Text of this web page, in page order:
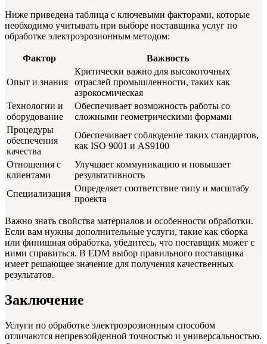
Ниже приведена таблица с ключевыми факторами, которые
необходимо учитывать при выборе поставщика услуг по
обработке электроэрозионным методом:
Фактор Важность
Опыт и знания
Критически важно для высокоточных
отраслей промышленности, таких как
аэрокосмическая
Технологии и
оборудование
Обеспечивает возможность работы со
сложными геометрическими формами
Процедуры
обеспечения
качества
Обеспечивает соблюдение таких стандартов,
как ISO 9001 и AS9100
Отношения с
клиентами
Улучшает коммуникацию и повышает
результативность
Специализация
Определяет соответствие типу и масштабу
проекта
Важно знать свойства материалов и особенности обработки.
Если вам нужны дополнительные услуги, такие как сборка
или финишная обработка, убедитесь, что поставщик может с
ними справиться. В EDM выбор правильного поставщика
имеет решающее значение для получения качественных
результатов.
Заключение
Услуги по обработке электроэрозионным способом
отличаются непревзойденной точностью и универсальностью.